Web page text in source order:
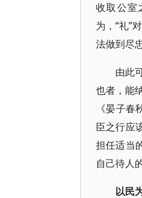
收取公室
为，“礼”
法做到尽
由此
也者，能
《晏子
臣之行应
担任适当
自己待人
以民